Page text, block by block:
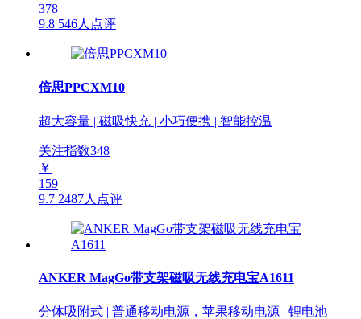
378
9.8 546人点评
倍思PPCXM10
超大容量 | 磁吸快充 | 小巧便携 | 智能控温
关注指数348
￥
159
9.7 2487人点评
ANKER MagGo带支架磁吸无线充电宝A1611
分体吸附式 | 普通移动电源，苹果移动电源 | 锂电池